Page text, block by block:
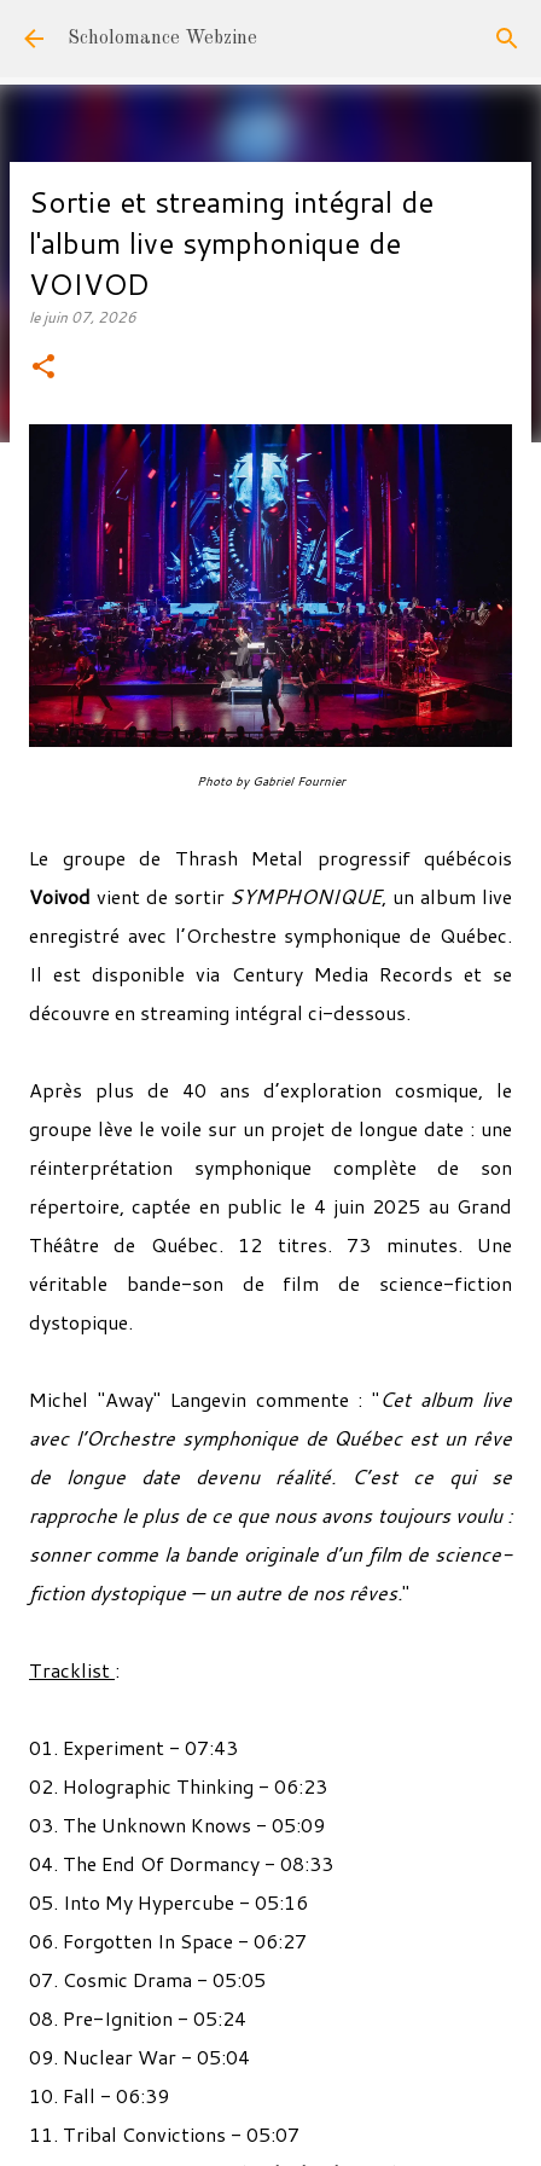
Accéder au contenu principal
Scholomance Webzine
Sortie et streaming intégral de
l'album live symphonique de
VOIVOD
lejuin 07, 2026
Photo by Gabriel Fournier
Le groupe de Thrash Metal progressif québécois
Voivod vient de sortir SYMPHONIQUE, un album live
enregistré avec l’Orchestre symphonique de Québec.
Il est disponible via Century Media Records et se
découvre en streaming intégral ci-dessous.
Après plus de 40 ans d’exploration cosmique, le
groupe lève le voile sur un projet de longue date : une
réinterprétation symphonique complète de son
répertoire, captée en public le 4 juin 2025 au Grand
Théâtre de Québec. 12 titres. 73 minutes. Une
véritable bande-son de film de science-fiction
dystopique.
Michel "Away" Langevin commente : "Cet album live
avec l’Orchestre symphonique de Québec est un rêve
de longue date devenu réalité. C’est ce qui se
rapproche le plus de ce que nous avons toujours voulu :
sonner comme la bande originale d’un film de science-
fiction dystopique — un autre de nos rêves."
Tracklist :
01. Experiment - 07:43
02. Holographic Thinking - 06:23
03. The Unknown Knows - 05:09
04. The End Of Dormancy - 08:33
05. Into My Hypercube - 05:16
06. Forgotten In Space - 06:27
07. Cosmic Drama - 05:05
08. Pre-Ignition - 05:24
09. Nuclear War - 05:04
10. Fall - 06:39
11. Tribal Convictions - 05:07